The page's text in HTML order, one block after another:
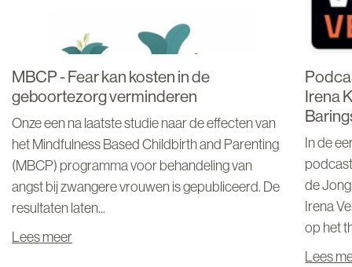
MBCP - Fear kan kosten in de
geboortezorg verminderen
Onze een na laatste studie naar de effecten van
het Mindfulness Based Childbirth and Parenting
(MBCP) programma voor behandeling van
angst bij zwangere vrouwen is gepubliceerd. De
resultaten laten...
Lees meer
Irena
In de
de
Irena
op het
Lees